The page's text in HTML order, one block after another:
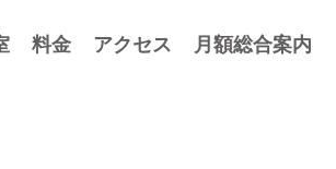
料金 アクセス 月額総合案内